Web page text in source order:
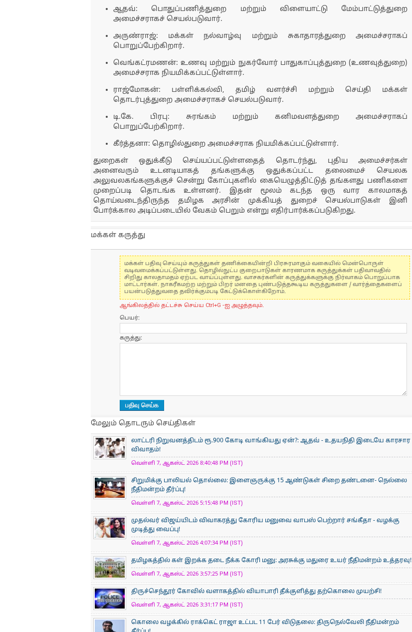
ஆதவ்: பொதுப்பணித்துறை மற்றும் விளையாட்டு மேம்பாட்டுத்துறை
அமைச்சராகச் செயல்படுவார்.
அருண்ராஜ்: மக்கள் நல்வாழ்வு மற்றும் சுகாதாரத்துறை அமைச்சராகப்
பொறுப்பேற்கிறார்.
வெங்கட்ரமணன்: உணவு மற்றும் நுகர்வோர் பாதுகாப்புத்துறை (உணவுத்துறை)
அமைச்சராக நியமிக்கப்பட்டுள்ளார்.
ராஜ்மோகன்: பள்ளிக்கல்வி, தமிழ் வளர்ச்சி மற்றும் செய்தி மக்கள்
தொடர்புத்துறை அமைச்சராகச் செயல்படுவார்.
டி.கே. பிரபு: சுரங்கம் மற்றும் கனிமவளத்துறை அமைச்சராகப்
பொறுப்பேற்கிறார்.
கீர்த்தனா: தொழில்துறை அமைச்சராக நியமிக்கப்பட்டுள்ளார்.
துறைகள் ஒதுக்கீடு செய்யப்பட்டுள்ளதைத் தொடர்ந்து, புதிய அமைச்சர்கள்
அனைவரும் உடனடியாகத் தங்களுக்கு ஒதுக்கப்பட்ட தலைமைச் செயலக
அலுவலகங்களுக்குச் சென்று கோப்புகளில் கையெழுத்திட்டுத் தங்களது பணிகளை
முறைப்படி தொடங்க உள்ளனர். இதன் மூலம் கடந்த ஒரு வார காலமாகத்
தொய்வடைந்திருந்த தமிழக அரசின் முக்கியத் துறைச் செயல்பாடுகள் இனி
போர்க்கால அடிப்படையில் வேகம் பெறும் என்று எதிர்பார்க்கப்படுகிறது.
மக்கள் கருத்து
மக்கள் பதிவு செய்யும் கருத்துகள் தணிக்கையின்றி பிரசுரமாகும் வகையில் மென்பொருள்
வடிவமைக்கப்பட்டுள்ளது. தொழில்நுட்ப குறைபாடுகள் காரணமாக கருத்துக்கள் பதிவாவதில்
சிறிது காலதாமதம் ஏற்பட வாய்ப்புள்ளது. வாசகர்களின் கருத்துக்களுக்கு நிர்வாகம் பொறுப்பாக
மாட்டார்கள். நாகரீகமற்ற மற்றும் பிறர் மனதை புண்படுத்தகூடிய கருத்துகளை / வார்த்தைகளைப்
பயன்படுத்துவதை தவிர்க்கும்படி கேட்டுக்கொள்கிறோம்.
ஆங்கிலத்தில் தட்டச்சு செய்ய Ctrl+G -ஐ அழுத்தவும்.
பெயர்:
கருத்து:
மேலும் தொடரும் செய்திகள்
லாட்டரி நிறுவனத்திடம் ரூ.900 கோடி வாங்கியது ஏன்?: ஆதவ் - உதயநிதி இடையே காரசார
விவாதம்!
வெள்ளி 7, ஆகஸ்ட் 2026 8:40:48 PM (IST)
சிறுமிக்கு பாலியல் தொல்லை: இளைஞருக்கு 15 ஆண்டுகள் சிறை தண்டனை- நெல்லை
நீதிமன்றம் தீர்ப்பு!
வெள்ளி 7, ஆகஸ்ட் 2026 5:15:48 PM (IST)
முதல்வர் விஜய்யிடம் விவாகரத்து கோரிய மனுவை வாபஸ் பெற்றார் சங்கீதா - வழக்கு
முடித்து வைப்பு!
வெள்ளி 7, ஆகஸ்ட் 2026 4:07:34 PM (IST)
தமிழகத்தில் கள் இறக்க தடை நீக்க கோரி மனு: அரசுக்கு மதுரை உயர் நீதிமன்றம் உத்தரவு!
வெள்ளி 7, ஆகஸ்ட் 2026 3:57:25 PM (IST)
திருச்செந்தூர் கோவில் வளாகத்தில் வியாபாரி தீக்குளித்து தற்கொலை முயற்சி!
வெள்ளி 7, ஆகஸ்ட் 2026 3:31:17 PM (IST)
கொலை வழக்கில் ராக்கெட் ராஜா உட்பட 11 பேர் விடுதலை: திருநெல்வேலி நீதிமன்றம்